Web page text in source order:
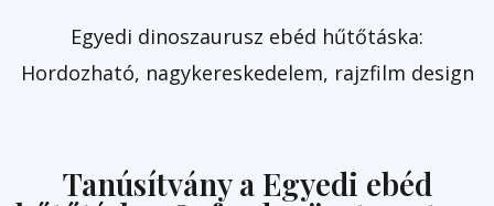
Egyedi dinoszaurusz ebéd hűtőtáska:
Hordozható, nagykereskedelem, rajzfilm design
Tanúsítvány a Egyedi ebéd